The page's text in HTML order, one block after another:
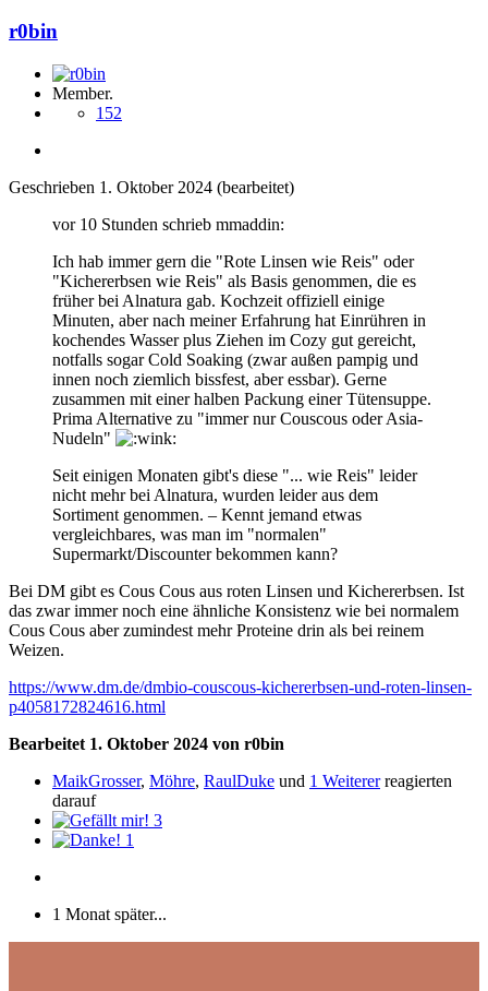
r0bin
Member.
152
Geschrieben 1. Oktober 2024 (bearbeitet)
vor 10 Stunden schrieb mmaddin:
Ich hab immer gern die "Rote Linsen wie Reis" oder
"Kichererbsen wie Reis" als Basis genommen, die es
früher bei Alnatura gab. Kochzeit offiziell einige
Minuten, aber nach meiner Erfahrung hat Einrühren in
kochendes Wasser plus Ziehen im Cozy gut gereicht,
notfalls sogar Cold Soaking (zwar außen pampig und
innen noch ziemlich bissfest, aber essbar). Gerne
zusammen mit einer halben Packung einer Tütensuppe.
Prima Alternative zu "immer nur Couscous oder Asia-
Nudeln"
Seit einigen Monaten gibt's diese "... wie Reis" leider
nicht mehr bei Alnatura, wurden leider aus dem
Sortiment genommen. – Kennt jemand etwas
vergleichbares, was man im "normalen"
Supermarkt/Discounter bekommen kann?
Bei DM gibt es Cous Cous aus roten Linsen und Kichererbsen. Ist
das zwar immer noch eine ähnliche Konsistenz wie bei normalem
Cous Cous aber zumindest mehr Proteine drin als bei reinem
Weizen.
https://www.dm.de/dmbio-couscous-kichererbsen-und-roten-linsen-
p4058172824616.html
Bearbeitet 1. Oktober 2024 von r0bin
MaikGrosser, Möhre, RaulDuke und 1 Weitererreagierten
darauf
3
1
1 Monat später...